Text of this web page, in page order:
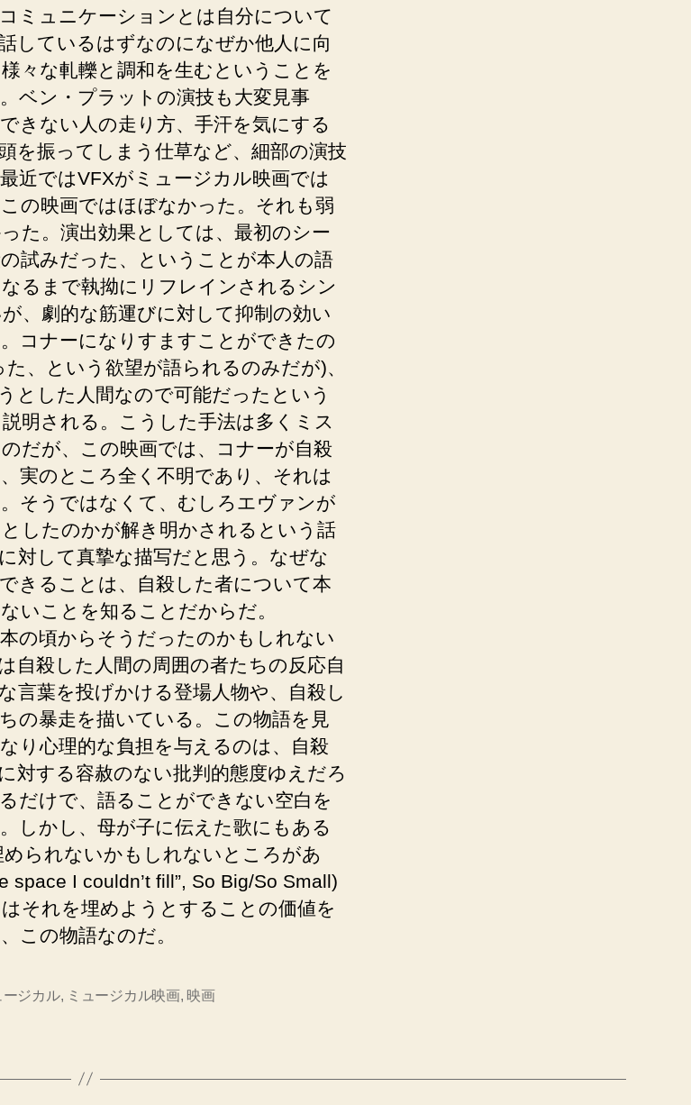
ミュニケーションとは自分について
しているはずなのになぜか他人に向
々な軋轢と調和を生むということを
ベン・プラットの演技も大変見事
きない人の走り方、手汗を気にする
を振ってしまう仕草など、細部の演技
近ではVFXがミュージカル映画では
の映画ではほぼなかった。それも弱
た。演出効果としては、最初のシー
試みだった、ということが本人の語
るまで執拗にリフレインされるシン
、劇的な筋運びに対して抑制の効い
コナーになりすますことができたの
、という欲望が語られるのみだが)、
とした人間なので可能だったという
明される。こうした手法は多くミス
だが、この映画では、コナーが自殺
実のところ全く不明であり、それは
そうではなくて、むしろエヴァンが
したのかが解き明かされるという話
対して真摯な描写だと思う。なぜな
きることは、自殺した者について本
いことを知ることだからだ。
の頃からそうだったのかもしれない
自殺した人間の周囲の者たちの反応自
言葉を投げかける登場人物や、自殺し
の暴走を描いている。この物語を見
り心理的な負担を与えるのは、自殺
対する容赦のない批判的態度ゆえだろ
だけで、語ることができない空白を
しかし、母が子に伝えた歌にもある
られないかもしれないところがあ
space I couldn’t fill”, So Big/So Small)
それを埋めようとすることの価値を
この物語なのだ。
ージカル, ミュージカル映画, 映画